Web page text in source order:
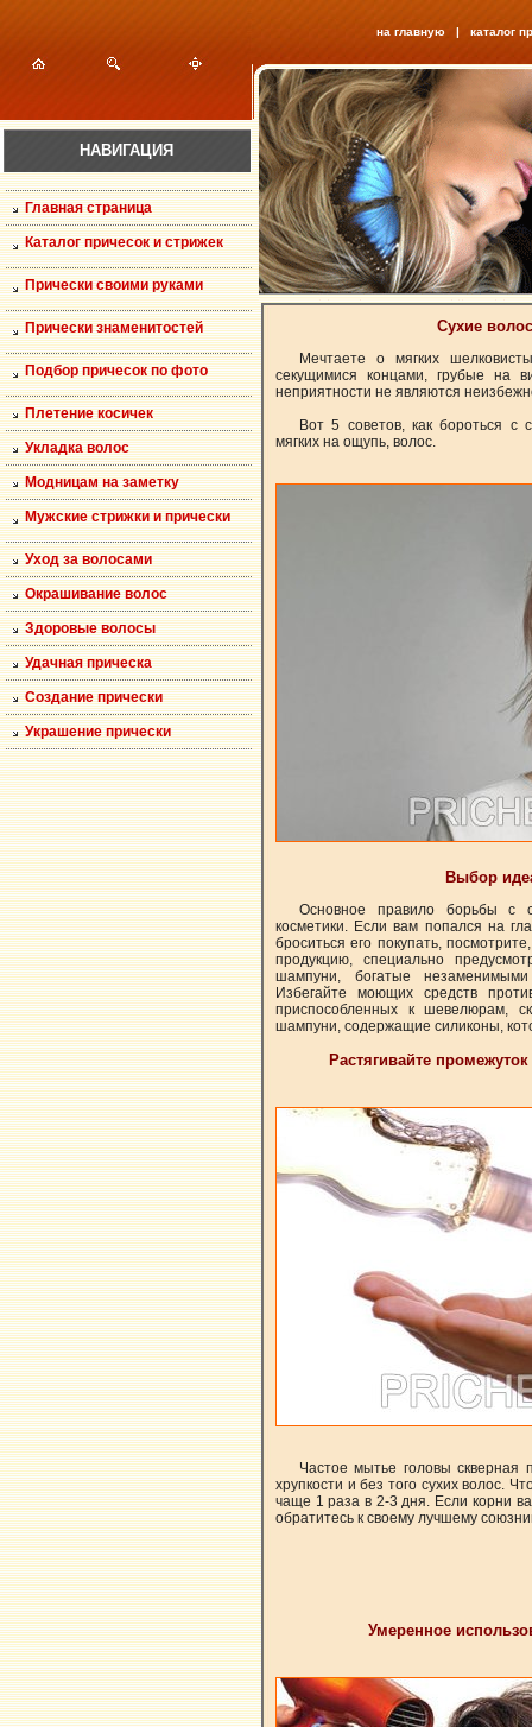
НАВИГАЦИЯ
Главная страница
Каталог причесок и стрижек
Прически своими руками
Прически знаменитостей
Подбор причесок по фото
Плетение косичек
Укладка волос
Модницам на заметку
Мужские стрижки и прически
Уход за волосами
Окрашивание волос
Здоровые волосы
Удачная прическа
Создание прически
Украшение прически
на главную | каталог
Сухие
Мечтаете о мягких
секущимися концами, грубые на
неприятности не являются
Вот 5 советов, как бороться с
мягких на ощупь, волос.
Выбор
Основное правило борьбы с
косметики. Если вам попался на
броситься его покупать,
продукцию, специально
шампуни, богатые
Избегайте моющих средств
приспособленных к шевелюрам,
шампуни, содержащие силиконы,
Растягивайте
Частое мытье головы скверная
хрупкости и без того сухих волос.
чаще 1 раза в 2-3 дня. Если корни
обратитесь к своему лучшему
Умеренное